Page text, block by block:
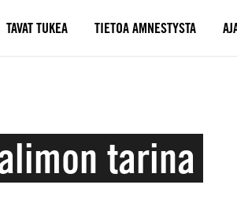
TAVAT TUKEA TIETOA AMNESTYSTA
tarina